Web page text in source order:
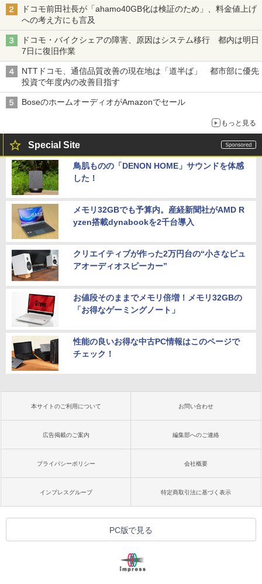
ドコモ前田社長が「ahamo40GB化は検証のため」、料金値上げ
への考え方にも言及
ドコモ・バイクシェアの障害、原因はシステム移行 都内は明日
7日に復旧作業
NTTドコモ、通信品質改善の現在地は「道半ば」 都市部に優先
投資で年度内の改善目指す
BoseのホームオーディオがAmazonでセール
もっと見る
Special Site
鳥肌ものの「DENON HOME」サウンドを体感
した！
メモリ32GBでも予算内。産経新聞社がAMD R
yzen搭載dynabookを2千台導入
クリエイティブが作った2万円台の“小さなピュ
アオーディオスピーカー”
お値段そのままでメモリ倍増！メモリ32GBの
「お得なゲーミングノート」
性能の良いお得な中古PC情報はこのページで
チェック！
本サイトのご利用について お問い合わせ
広告掲載のご案内 編集部へのご連絡
プライバシーポリシー 会社概要
インプレスグループ 特定商取引法に基づく表示
PC版で見る